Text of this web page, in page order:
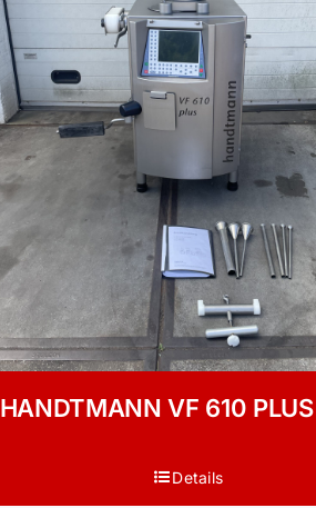
HANDTMANN VF 610 PLUS
Details